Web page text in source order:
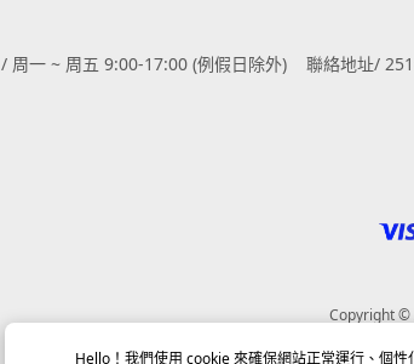
Hello！我們使用 cookie來確保網站正常運行、個
周一 ~ 周五 9:00-17:00 (例假日除外) 聯絡地址/
Copyright ©